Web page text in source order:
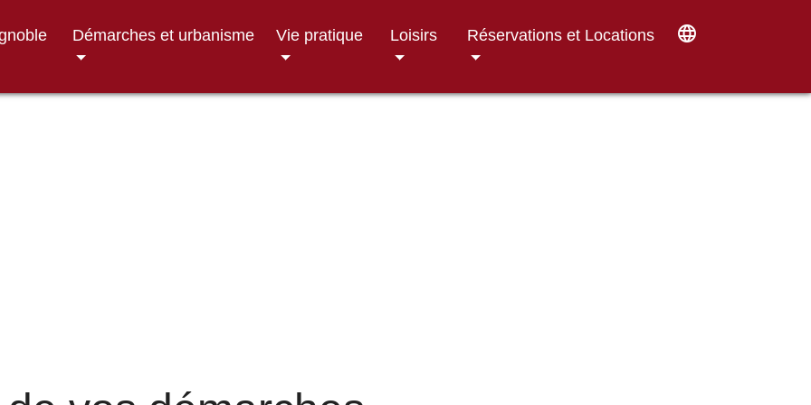
Démarches et urbanisme Vie pratique Loisirs Réservations et Locations language